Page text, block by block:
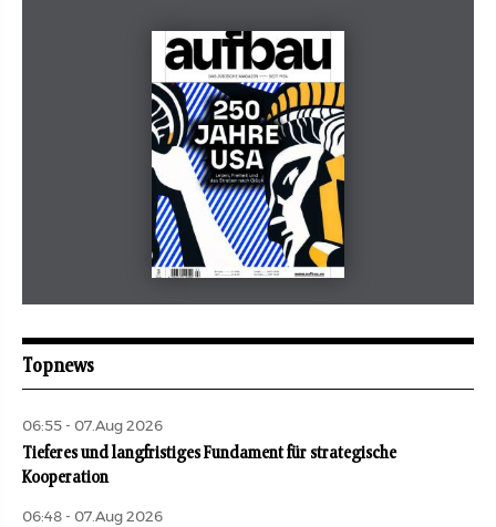
aufbau
Topnews
06:55 - 07.Aug 2026
Tieferes und langfristiges Fundament für strategische
Kooperation
06:48 - 07.Aug 2026